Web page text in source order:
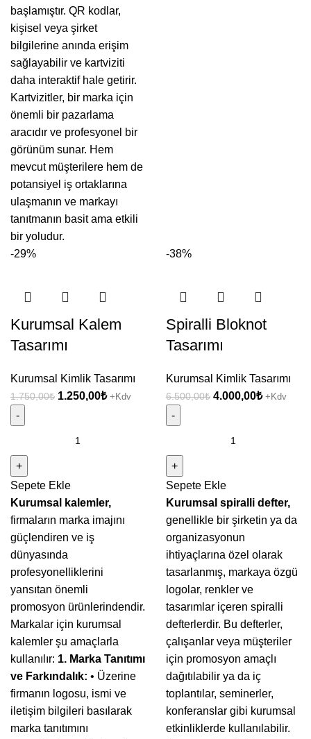
başlamıştır. QR kodlar,
kişisel veya şirket
bilgilerine anında erişim
sağlayabilir ve kartviziti
daha interaktif hale getirir.
Kartvizitler, bir marka için
önemli bir pazarlama
aracıdır ve profesyonel bir
görünüm sunar. Hem
mevcut müşterilere hem de
potansiyel iş ortaklarına
ulaşmanın ve markayı
tanıtmanın basit ama etkili
bir yoludur.
-29%
Kurumsal Kalem
Tasarımı
Kurumsal Kimlik Tasarımı
1.750,00₺ Orijinal
1.250,00₺Şu
+Kdv
Tasarımı
adet
Sepete Ekle
Kurumsal kalemler,
firmaların marka imajını
güçlendiren ve iş
dünyasında
profesyonelliklerini
yansıtan önemli
promosyon ürünlerindendir.
Markalar için kurumsal
kalemler şu amaçlarla
kullanılır: 1. Marka Tanıtımı
ve Farkındalık: • Üzerine
firmanın logosu, ismi ve
iletişim bilgileri basılarak
marka tanıtımını
-38%
Spiralli Bloknot
Tasarımı
Kurumsal Kimlik Tasarımı
6.500,00₺ Orijinal
4.000,00₺Şu
+Kdv
Tasarımı
adet
Sepete Ekle
Kurumsal spiralli defter,
genellikle bir şirketin ya da
organizasyonun
ihtiyaçlarına özel olarak
tasarlanmış, markaya özgü
logolar, renkler ve
tasarımlar içeren spiralli
defterlerdir. Bu defterler,
çalışanlar veya müşteriler
için promosyon amaçlı
dağıtılabilir ya da iç
toplantılar, seminerler,
konferanslar gibi kurumsal
etkinliklerde kullanılabilir.